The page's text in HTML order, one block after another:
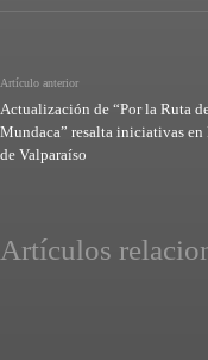
Artículo anterior
Actualización de “Por la Ruta
Mundaca” resalta iniciativas en
de Valparaíso
Artículos